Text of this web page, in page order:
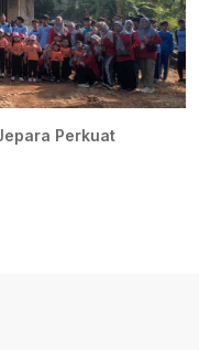
Perkuat